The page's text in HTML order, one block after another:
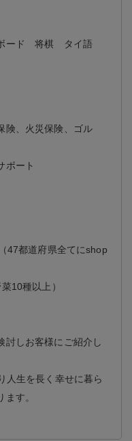
ード 将棋 タイ語
険、火災保険、ゴル
ポート
47都道府県全てにshop
10種以上）
討しお客様にご紹介し
人生を長く幸せに暮ら
す。